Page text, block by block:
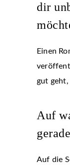
dir
Einen
gut geht,
Auf
Auf die